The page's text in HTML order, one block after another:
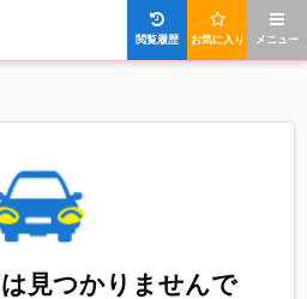
メニュー
お気に入り
閲覧履歴
見つかりませんで